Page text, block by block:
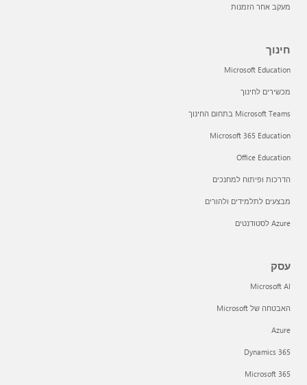
מעקב אחר הזמנות
חינוך
Microsoft Education
מכשירים לחינוך
Microsoft Teams בתחום החינוך
Microsoft 365 Education
Office Education
הדרכות ופיתוח למחנכים
מבצעים לתלמידים ולהורים
Azure לסטודנטים
עסק
Microsoft AI
האבטחה של Microsoft
Azure
Dynamics 365
Microsoft 365